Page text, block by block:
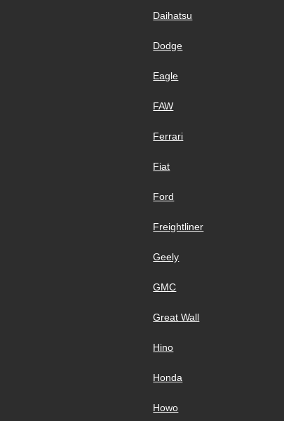
Daihatsu
Dodge
Eagle
FAW
Ferrari
Fiat
Ford
Freightliner
Geely
GMC
Great Wall
Hino
Honda
Howo